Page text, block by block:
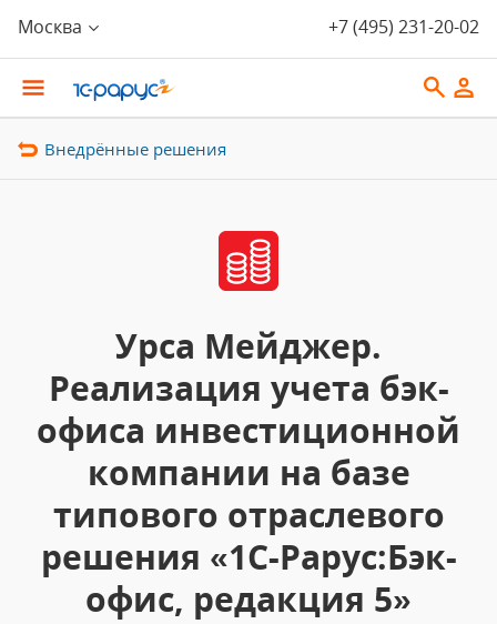
Москва +7 (495) 231-20-02
Внедрённые решения
Урса Мейджер.
Реализация учета бэк-
офиса инвестиционной
компании на базе
типового отраслевого
решения «1С-Рарус:Бэк-
офис, редакция 5»